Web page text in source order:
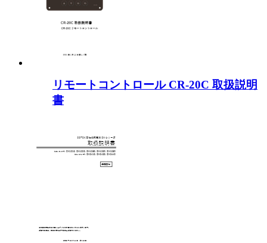
リモートコントロール CR-20C 取扱説明
書